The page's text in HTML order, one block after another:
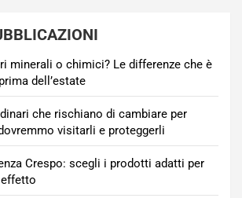
minerali o chimici? Le differenze che è
dell’estate
che rischiano di cambiare per
visitarli e proteggerli
Crespo: scegli i prodotti adatti per